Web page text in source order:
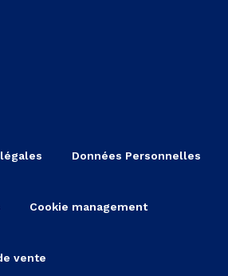
Données Personnelles
Cookie management
vente